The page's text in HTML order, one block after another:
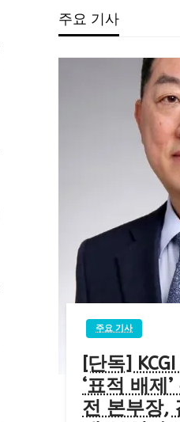
주요 기사
주요 기사
[단독]
‘표적 배제
전 본부장,